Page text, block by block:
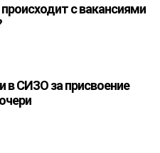
с вакансиями
в СИЗО за присвоение